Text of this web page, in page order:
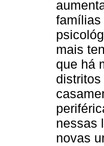
famílias
mais
que há
nessas
novas